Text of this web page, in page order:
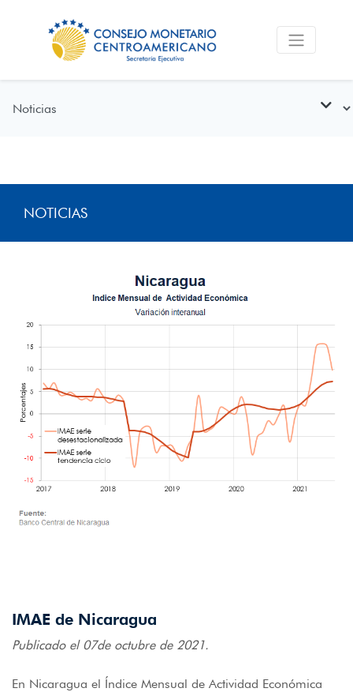
NOTICIAS
IMAE de Nicaragua
Publicado el 07de octubre de 2021.
En Nicaragua el Índice Mensual de Actividad Económica